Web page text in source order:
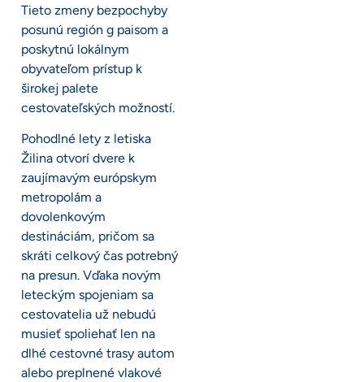
Tieto zmeny bezpochyby
posunú región g paisom a
poskytnú lokálnym
obyvateľom prístup k
širokej palete
cestovateľských možností.
Pohodlné lety z letiska
Žilina otvorí dvere k
zaujímavým európskym
metropolám a
dovolenkovým
destináciám, pričom sa
skráti celkový čas potrebný
na presun. Vďaka novým
leteckým spojeniam sa
cestovatelia už nebudú
musieť spoliehať len na
dlhé cestovné trasy autom
alebo preplnené vlakové